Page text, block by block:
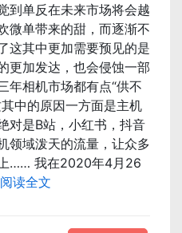
到单反在未来市场将会越
微单带来的甜，而逐渐不
这其中更加需要预见的是
更加发达，也会侵蚀一部
年相机市场都有点“供不
中的原因一方面是主机
对是B站，小红书，抖音
领域泼天的流量，让众多
…… 我在2020年4月26
阅读全文